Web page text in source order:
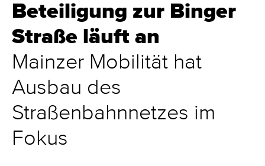
Beteiligung zur Binger
Straße läuft an
Mainzer Mobilität hat
Ausbau des
Straßenbahnnetzes im
Fokus